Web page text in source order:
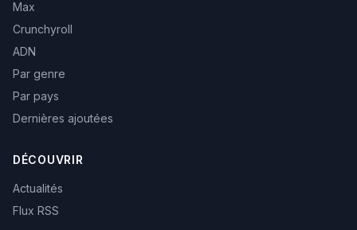
Max
Crunchyroll
ADN
Par genre
Par pays
Dernières ajoutées
DÉCOUVRIR
Actualités
Flux RSS